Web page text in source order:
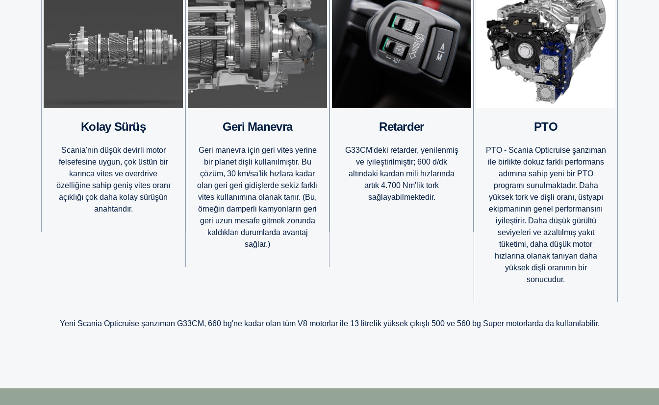
Kolay Sürüş
Scania'nın düşük devirli motor
felsefesine uygun, çok üstün bir
karınca vites ve overdrive
özelliğine sahip geniş vites oranı
açıklığı çok daha kolay sürüşün
anahtarıdır.
Geri Manevra
Geri manevra için geri vites yerine
bir planet dişli kullanılmıştır. Bu
çözüm, 30 km/sa'lik hızlara kadar
olan geri geri gidişlerde sekiz farklı
vites kullanımına olanak tanır. (Bu,
örneğin damperli kamyonların geri
geri uzun mesafe gitmek zorunda
kaldıkları durumlarda avantaj
sağlar.)
Retarder
G33CM'deki retarder, yenilenmiş
ve iyileştirilmiştir; 600 d/dk
altındaki kardan mili hızlarında
artık 4.700 Nm'lik tork
sağlayabilmektedir.
PTO
PTO - Scania Opticruise şanzıman
ile birlikte dokuz farklı performans
adımına sahip yeni bir PTO
programı sunulmaktadır. Daha
yüksek tork ve dişli oranı, üstyapı
ekipmanının genel performansını
iyileştirir. Daha düşük gürültü
seviyeleri ve azaltılmış yakıt
tüketimi, daha düşük motor
hızlarına olanak tanıyan daha
yüksek dişli oranının bir
sonucudur.
Yeni Scania Opticruise şanzıman G33CM, 660 bg'ne kadar olan tüm V8 motorlar ile 13 litrelik yüksek çık­ışlı 500 ve 560 bg Super motorlarda da kullanılabilir.